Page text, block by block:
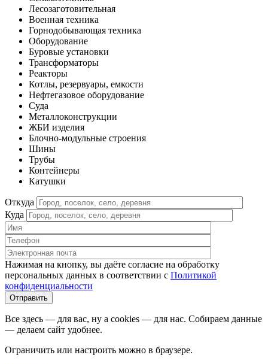
Лесозаготовительная
Военная техника
Горнодобывающая техника
Оборудование
Буровые установки
Трансформаторы
Реакторы
Котлы, резервуары, емкости
Нефтегазовое оборудование
Cуда
Металлоконструкции
ЖБИ изделия
Блочно-модульные строения
Шины
Трубы
Контейнеры
Катушки
Откуда
Куда
Нажимая на кнопку, вы даёте согласие на обработку
персональных данных в соответствии c Политикой
конфиденциальности
Все здесь — для вас, ну а cookies — для нас. Собираем данные
— делаем сайт удобнее.
Ограничить или настроить можно в браузере.